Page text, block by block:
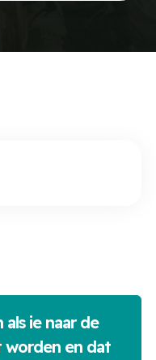
ie naar de
en dat